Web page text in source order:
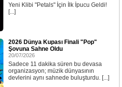
Yeni Klibi "Petals" İçin İlk İpucu Geldi!
[...]
2026 Dünya Kupası Finali "Pop"
Şovuna Sahne Oldu
20/07/2026
Sadece 11 dakika süren bu devasa
organizasyon; müzik dünyasının
devlerini aynı sahnede buluşturdu. [...]